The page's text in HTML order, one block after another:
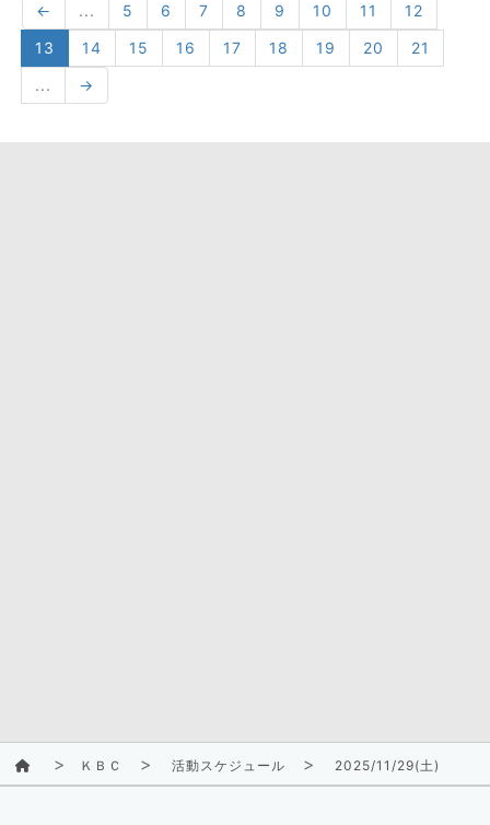
← ... 5 6 7 8 9 10 11
12
13
14 15 16 17 18 19 20
21
...
→
ＫＢＣ 活動スケジュール 2025/11/29(土)